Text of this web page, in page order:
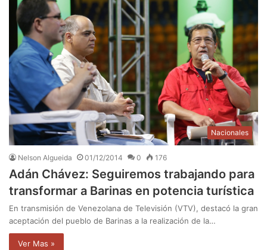
Nacionales
Nelson Algueida 01/12/2014 0 176
Adán Chávez: Seguiremos trabajando para
transformar a Barinas en potencia turística
En transmisión de Venezolana de Televisión (VTV), destacó la gran
aceptación del pueblo de Barinas a la realización de la…
Ver Mas »